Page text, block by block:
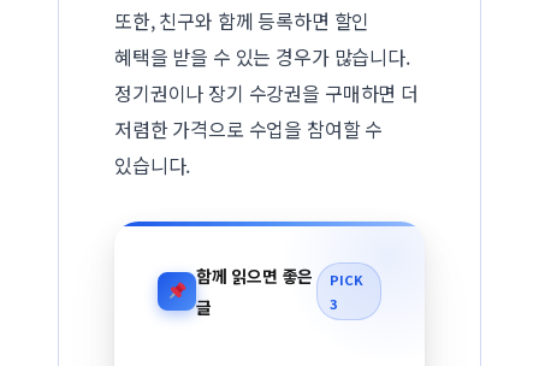
또한, 친구와 함께 등록하면 할인
혜택을 받을 수 있는 경우가 많습니다.
정기권이나 장기 수강권을 구매하면 더
저렴한 가격으로 수업을 참여할 수
있습니다.
함께 읽으면 좋은
글
PICK
3